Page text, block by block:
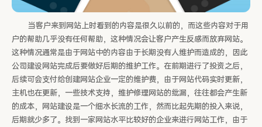
当客户来到网站上时看到的内容是很久以前的，而这些内容对于用
户的帮助几乎没有任何帮助，这种情况会让客户产生反感而放弃网站。
这种情况通常是由于网站中的内容由于长期没有人维护而造成的，因此
公司建设网站完成后要做好后期的维护工作。在前期进行了投资之后，
后续可会支付给创建网站企业一定的维护费，由于网站代码实时更新，
主机也在更新，一些技术支持，维护修理网站的纰漏，往往都会产生新
的成本，网站建设是一个细水长流的工作，然而比起先期的投入来说，
后期就少多了。找到一家网站水平比较好的企业来进行网站工作，由于